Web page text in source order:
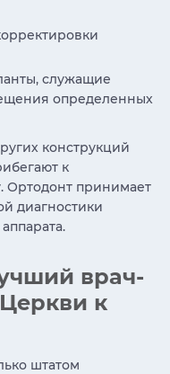
служащие
определенных
конструкций
к
Ортодонт принимает
диагностики
врач-
к
штатом